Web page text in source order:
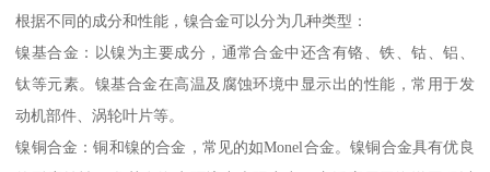
根据不同的成分和性能，镍合金可以分为几种类型：
镍基合金：以镍为主要成分，通常合金中还含有铬、铁、钴、铝、
钛等元素。镍基合金在高温及腐蚀环境中显示出的性能，常用于发
动机部件、涡轮叶片等。
镍铜合金：铜和镍的合金，常见的如Monel合金。镍铜合金具有优良